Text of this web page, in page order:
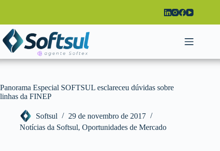
conteúdo
Panorama Especial SOFTSUL esclareceu dúvidas sobre
linhas da FINEP
Softsul
29 de novembro de 2017
Notícias da Softsul, Oportunidades de Mercado